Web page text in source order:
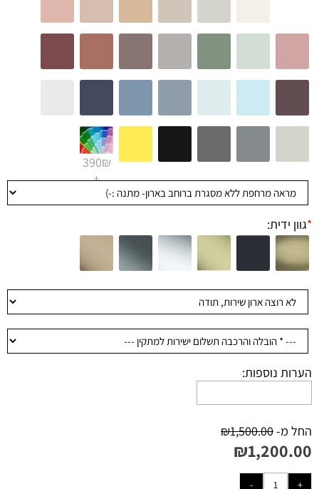
390₪
+
*גוון ידית:
הערות נוספות:
החל מ- ₪1,500.00
₪1,200.00